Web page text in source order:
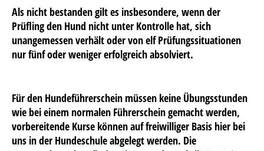
Als nicht bestanden gilt es insbesondere, wenn der
Prüfling den Hund nicht unter Kontrolle hat, sich
unangemessen verhält oder von elf Prüfungssituationen
nur fünf oder weniger erfolgreich absolviert.
Für den Hundeführerschein müssen keine Übungsstunden
wie bei einem normalen Führerschein gemacht werden,
vorbereitende Kurse können auf freiwilliger Basis hier bei
uns in der Hundeschule abgelegt werden. Die